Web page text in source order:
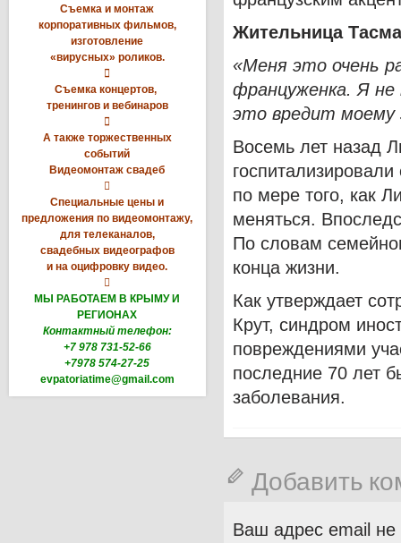
Съемка и монтаж
корпоративных фильмов,
изготовление
«вирусных» роликов.

Съемка концертов,
тренингов и вебинаров

А также торжественных
событий
Видеомонтаж свадеб

Специальные цены и
предложения по видеомонтажу,
для телеканалов,
свадебных видеографов
и на оцифровку видео.

МЫ РАБОТАЕМ В КРЫМУ И
РЕГИОНАХ
Контактный телефон:
+7 978 731-52-66
+7978 574-27-25
evpatoriatime@gmail.com
Жительница
«Меня это очень
француженка. Я не
это вредит моему
Восемь лет назад
по мере того, как
меняться.
По словам
конца жизни.
Как утверждает
Крут, синдром
повреждениями
последние 70 лет
заболевания.
Добавить
Ваш адрес email не